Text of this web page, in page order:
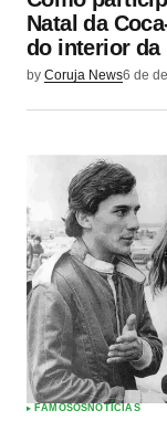
Natal da
do interior da
by Coruja News6 de
FAMOSOSNOTÍCIAS